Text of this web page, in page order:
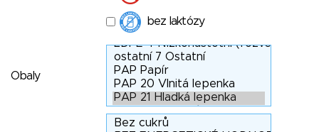
bez laktózy
Obaly